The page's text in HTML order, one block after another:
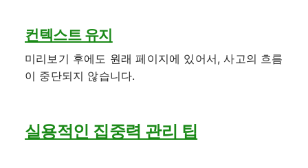
컨텍스트 유지
미리보기 후에도 원래 페이지에 있어서, 사고의 흐름
이 중단되지 않습니다.
실용적인 집중력 관리 팁